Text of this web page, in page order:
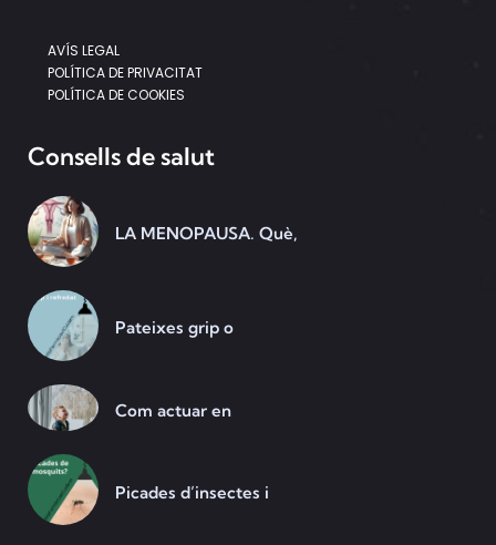
AVÍS LEGAL
POLÍTICA DE PRIVACITAT
POLÍTICA DE COOKIES
Consells de salut
LA MENOPAUSA. Què,
Pateixes grip o
Com actuar en
Picades d’insectes i